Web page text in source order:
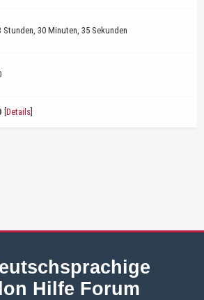
Stunden, 30 Minuten, 35 Sekunden
Details
Hilfe Forum